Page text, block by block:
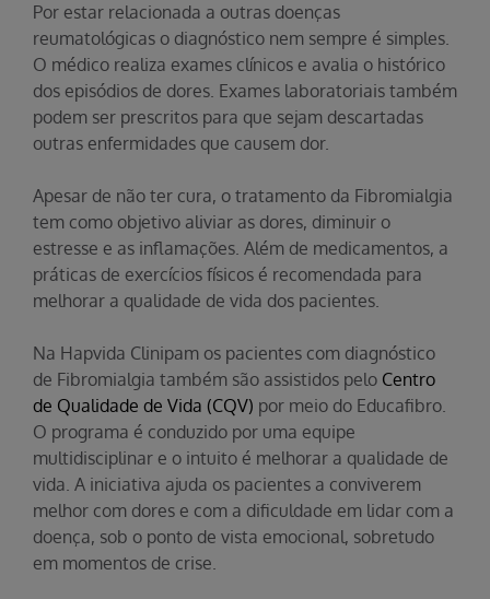
Por estar relacionada a outras doenças
reumatológicas o diagnóstico nem sempre é simples.
O médico realiza exames clínicos e avalia o histórico
dos episódios de dores. Exames laboratoriais também
podem ser prescritos para que sejam descartadas
outras enfermidades que causem dor.
Apesar de não ter cura, o tratamento da Fibromialgia
tem como objetivo aliviar as dores, diminuir o
estresse e as inflamações. Além de medicamentos, a
práticas de exercícios físicos é recomendada para
melhorar a qualidade de vida dos pacientes.
Na Hapvida Clinipam os pacientes com diagnóstico
de Fibromialgia também são assistidos pelo Centro
de Qualidade de Vida (CQV) por meio do Educafibro.
O programa é conduzido por uma equipe
multidisciplinar e o intuito é melhorar a qualidade de
vida. A iniciativa ajuda os pacientes a conviverem
melhor com dores e com a dificuldade em lidar com a
doença, sob o ponto de vista emocional, sobretudo
em momentos de crise.